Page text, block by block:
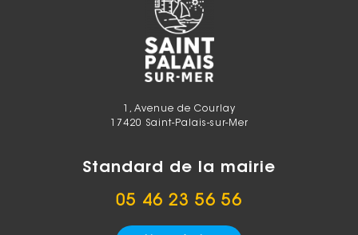
1, Avenue de Courlay
17420 Saint-Palais-sur-Mer
Standard de la mairie
05 46 23 56 56